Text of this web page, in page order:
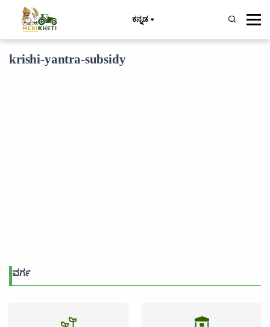
ಕನ್ನಡ
krishi-yantra-subsidy
ವರ್ಗ